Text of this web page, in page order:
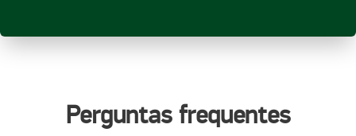
Perguntas frequentes